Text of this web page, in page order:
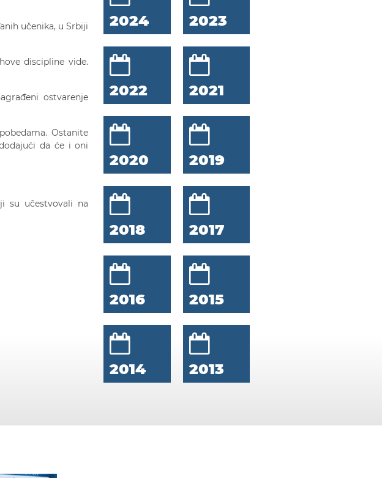
učenika, u Srbiji
discipline vide.
ostvarenje
Ostanite
da će i oni
su učestvovali na
2024 2023
2022 2021
2020 2019
2018 2017
2016 2015
2014 2013